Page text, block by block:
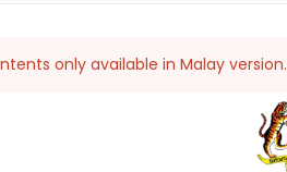
only available in Malay version.